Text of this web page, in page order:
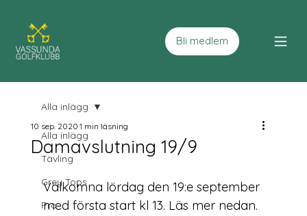
Bli medlem
Alla inlägg
Tävling
Grey Tops
Pro
Alla inlägg
Damavslutning 19/9
10 sep. 20201 min läsning
Välkomna lördag den 19:e september
med första start kl 13. Läs mer nedan.